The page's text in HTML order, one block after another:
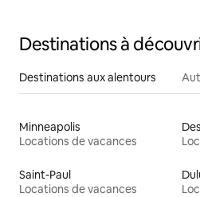
Destinations à
Destinations aux alentours
Minneapolis
Locations de vacances
Saint-Paul
Locations de vacances